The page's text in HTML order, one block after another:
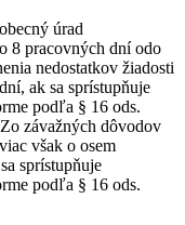
úrad
8 pracovných dní odo
nedostatkov žiadosti
ak sa sprístupňuje
podľa § 16 ods.
závažných dôvodov
však o osem
sprístupňuje
podľa § 16 ods.